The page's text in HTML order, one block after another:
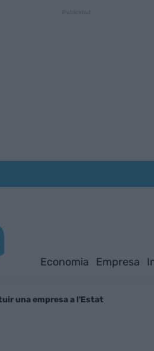
Economia Empresa
una empresa a l'Estat